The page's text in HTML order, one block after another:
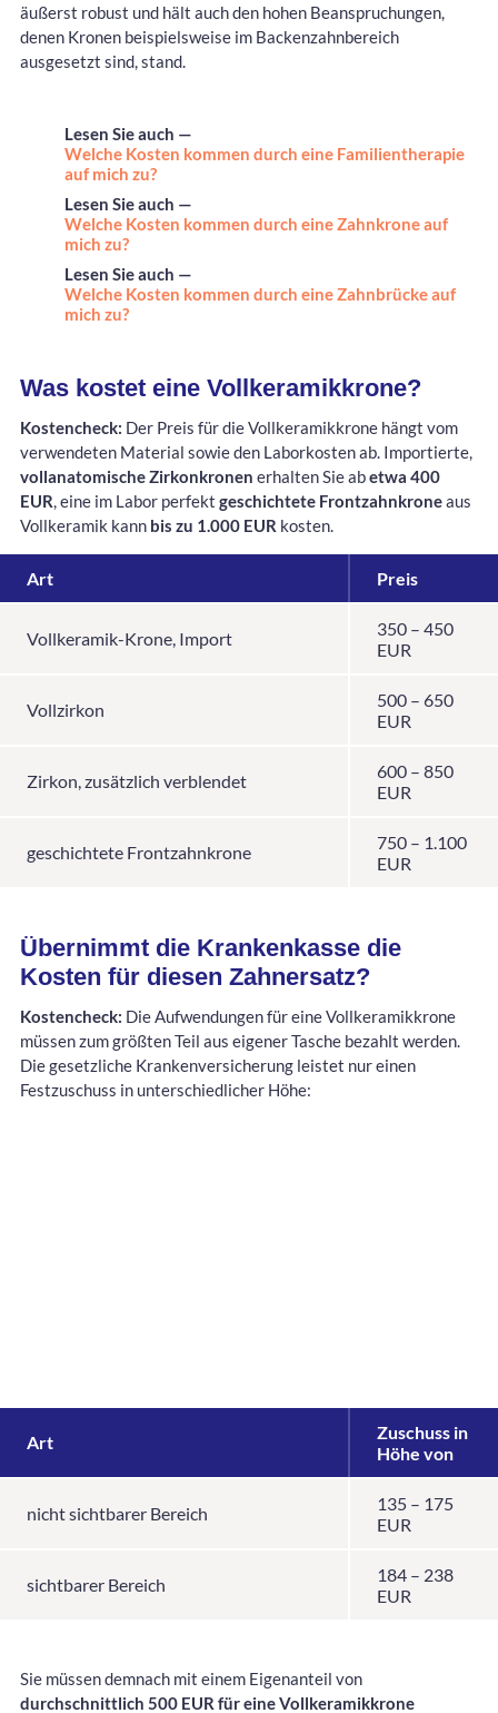
äußerst robust und hält auch den hohen Beanspruchungen,
denen Kronen beispielsweise im Backenzahnbereich
ausgesetzt sind, stand.
Lesen Sie auch —
Welche Kosten kommen durch eine Familientherapie
auf mich zu?
Lesen Sie auch —
Welche Kosten kommen durch eine Zahnkrone auf
mich zu?
Lesen Sie auch —
Welche Kosten kommen durch eine Zahnbrücke auf
mich zu?
Was kostet eine Vollkeramikkrone?
Kostencheck: Der Preis für die Vollkeramikkrone hängt vom
verwendeten Material sowie den Laborkosten ab. Importierte,
vollanatomische Zirkonkronen erhalten Sie abetwa 400
EUR, eine im Labor perfekt geschichtete Frontzahnkroneaus
Vollkeramik kann bis zu 1.000 EUR kosten.
Art Preis
Vollkeramik-Krone, Import
350 – 450
EUR
Vollzirkon
500 – 650
EUR
Zirkon, zusätzlich verblendet
600 – 850
EUR
geschichtete Frontzahnkrone
750 – 1.100
EUR
Übernimmt die Krankenkasse die
Kosten für diesen Zahnersatz?
Kostencheck: Die Aufwendungen für eine Vollkeramikkrone
müssen zum größten Teil aus eigener Tasche bezahlt werden.
Die gesetzliche Krankenversicherung leistet nur einen
Festzuschuss in unterschiedlicher Höhe:
Art
Zuschuss in
Höhe von
nicht sichtbarer Bereich
135 – 175
EUR
sichtbarer Bereich
184 – 238
EUR
Sie müssen demnach mit einem Eigenanteil von
durchschnittlich 500 EUR für eine Vollkeramikkrone